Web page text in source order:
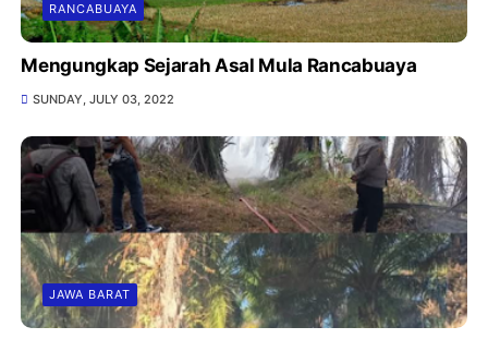
RANCABUAYA
Mengungkap Sejarah Asal Mula Rancabuaya
SUNDAY, JULY 03, 2022
JAWA BARAT